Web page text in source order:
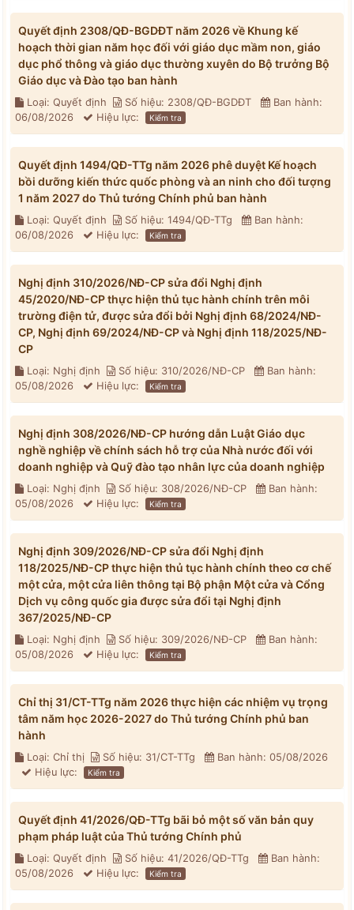
Quyết định 2308/QĐ-BGDĐT năm 2026 về Khung kế
hoạch thời gian năm học đối với giáo dục mầm non, giáo
dục phổ thông và giáo dục thường xuyên do Bộ trưởng Bộ
Giáo dục và Đào tạo ban hành
Loại: Quyết định Số hiệu: 2308/QĐ-BGDĐT
Ban hành:
06/08/2026
Hiệu lực: Kiểm tra
Quyết định 1494/QĐ-TTg năm 2026 phê duyệt Kế hoạch
bồi dưỡng kiến thức quốc phòng và an ninh cho đối tượng
1 năm 2027 do Thủ tướng Chính phủ ban hành
Loại: Quyết định Số hiệu: 1494/QĐ-TTg
Ban hành:
06/08/2026
Hiệu lực: Kiểm tra
Nghị định 310/2026/NĐ-CP sửa đổi Nghị định
45/2020/NĐ-CP thực hiện thủ tục hành chính trên môi
trường điện tử, được sửa đổi bởi Nghị định 68/2024/NĐ-
CP, Nghị định 69/2024/NĐ-CP và Nghị định 118/2025/NĐ-
CP
Loại: Nghị định Số hiệu: 310/2026/NĐ-CP
Ban hành:
05/08/2026
Hiệu lực: Kiểm tra
Nghị định 308/2026/NĐ-CP hướng dẫn Luật Giáo dục
nghề nghiệp về chính sách hỗ trợ của Nhà nước đối với
doanh nghiệp và Quỹ đào tạo nhân lực của doanh nghiệp
Loại: Nghị định Số hiệu: 308/2026/NĐ-CP
Ban hành:
05/08/2026
Hiệu lực: Kiểm tra
Nghị định 309/2026/NĐ-CP sửa đổi Nghị định
118/2025/NĐ-CP thực hiện thủ tục hành chính theo cơ chế
một cửa, một cửa liên thông tại Bộ phận Một cửa và Cổng
Dịch vụ công quốc gia được sửa đổi tại Nghị định
367/2025/NĐ-CP
Loại: Nghị định Số hiệu: 309/2026/NĐ-CP
Ban hành:
05/08/2026
Hiệu lực: Kiểm tra
Chỉ thị 31/CT-TTg năm 2026 thực hiện các nhiệm vụ trọng
tâm năm học 2026-2027 do Thủ tướng Chính phủ ban
hành
Loại: Chỉ thị Số hiệu: 31/CT-TTg
Ban hành: 05/08/2026
Hiệu lực:
Kiểm tra
Quyết định 41/2026/QĐ-TTg bãi bỏ một số văn bản quy
phạm pháp luật của Thủ tướng Chính phủ
Loại: Quyết định Số hiệu: 41/2026/QĐ-TTg
Ban hành:
05/08/2026
Hiệu lực: Kiểm tra